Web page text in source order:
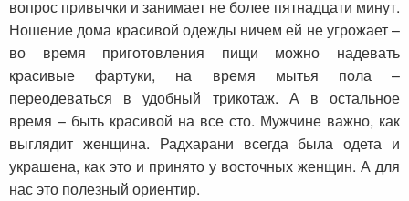
вопрос привычки и занимает не более пятнадцати минут.
Ношение дома красивой одежды ничем ей не угрожает –
во время приготовления пищи можно надевать
красивые фартуки, на время мытья пола –
переодеваться в удобный трикотаж. А в остальное
время – быть красивой на все сто. Мужчине важно, как
выглядит женщина. Радхарани всегда была одета и
украшена, как это и принято у восточных женщин. А для
нас это полезный ориентир.